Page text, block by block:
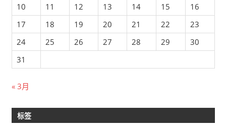
10
11 12 13 14 15
16
17
18 19 20 21 22
23
24
25 26 27 28 29
30
31
« 3月
标签